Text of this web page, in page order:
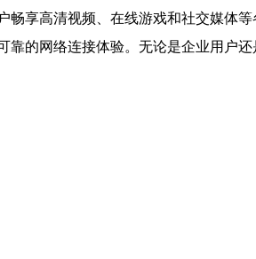
享高清视频、在线游戏和社交媒体等
的网络连接体验。无论是企业用户